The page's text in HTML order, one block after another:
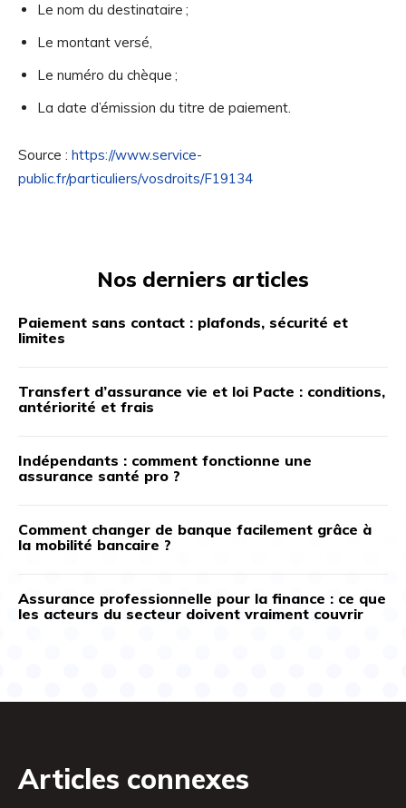
Le nom du destinataire ;
Le montant versé,
Le numéro du chèque ;
La date d’émission du titre de paiement.
Source : https://www.service-
public.fr/particuliers/vosdroits/F19134
Nos derniers articles
Paiement sans contact : plafonds, sécurité et
limites
Transfert d’assurance vie et loi Pacte : conditions,
antériorité et frais
Indépendants : comment fonctionne une
assurance santé pro ?
Comment changer de banque facilement grâce à
la mobilité bancaire ?
Assurance professionnelle pour la finance : ce que
les acteurs du secteur doivent vraiment couvrir
Articles connexes